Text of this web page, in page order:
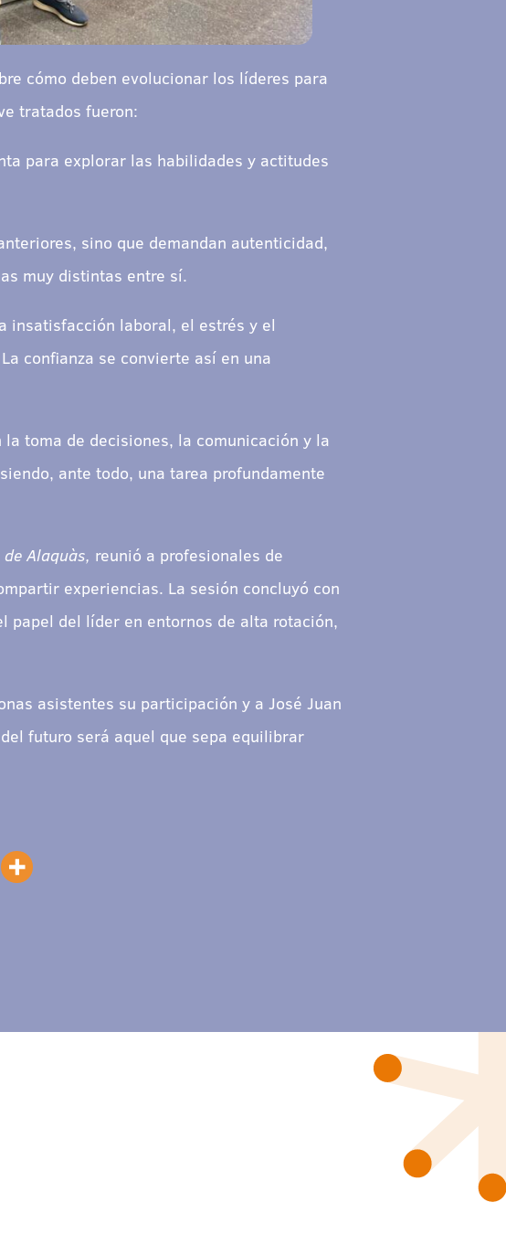
cómo deben evolucionar los líderes para
tratados fueron:
para explorar las habilidades y actitudes
sino que demandan autenticidad,
muy distintas entre sí.
insatisfacción laboral, el estrés y el
confianza se convierte así en una
toma de decisiones, la comunicación y la
ante todo, una tarea profundamente
Alaquàs, reunió a profesionales de
experiencias. La sesión concluyó con
papel del líder en entornos de alta rotación,
asistentes su participación y a José Juan
futuro será aquel que sepa equilibrar